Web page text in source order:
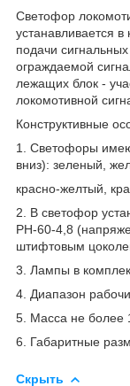
Светофор
устанавливается
подачи
ограждаемой
лежащих блок -
локомотивной
Конструктивные
1. Светофоры
вниз): зеленый,
красно-желтый,
2. В светофор
РН-60-4,8
штифтовым
3. Лампы в
4. Диапазон
5. Масса не более
6. Габаритные
Скрыть